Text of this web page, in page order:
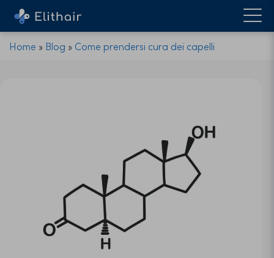
Home » Blog » Come prendersi cura dei capelli